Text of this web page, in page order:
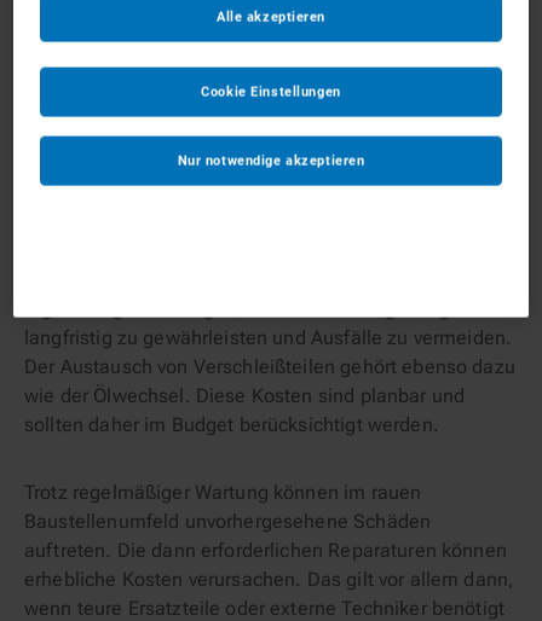
Wenn Sie Baumaschinen kaufen, haben Sie bei der
Anschaffungspreis im Blick. Darüber hinaus gibt es
aber weitere Kosten, die sich zum Teil erst auf längere
Sicht bemerkbar machen.
langfristig zu gewährleisten und Ausfälle zu vermeiden.
Der Austausch von Verschleißteilen gehört ebenso dazu
wie der Ölwechsel. Diese Kosten sind planbar und
sollten daher im Budget berücksichtigt werden.
Trotz regelmäßiger Wartung können im rauen
Baustellenumfeld unvorhergesehene Schäden
auftreten. Die dann erforderlichen Reparaturen können
erhebliche Kosten verursachen. Das gilt vor allem dann,
wenn teure Ersatzteile oder externe Techniker benötigt
Nur notwendige akzeptieren
Alle akzeptieren
Cookie Einstellungen